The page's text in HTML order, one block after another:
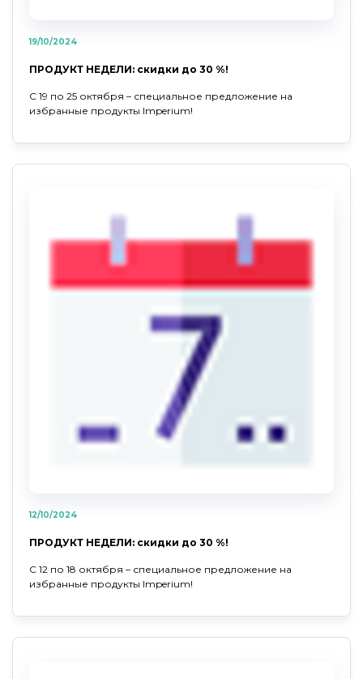
19/10/2024
ПРОДУКТ НЕДЕЛИ: скидки до 30 %!
С 19 по 25 октября – специальное предложение на
избранные продукты Imperium!
12/10/2024
ПРОДУКТ НЕДЕЛИ: скидки до 30 %!
С 12 по 18 октября – специальное предложение на
избранные продукты Imperium!